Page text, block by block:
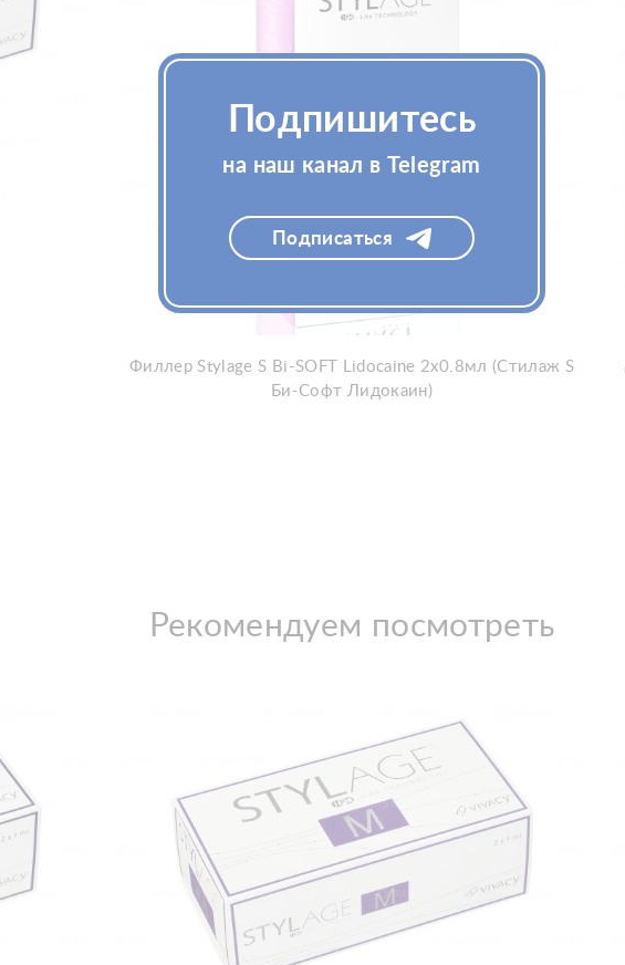
Филлер Stylage S Bi-SOFT Lidocaine 2x0.8мл (Стилаж S
Би-Софт Лидокаин)
Рекомендуем посмотреть
Подпишитесь
на наш канал в Telegram
Подписаться